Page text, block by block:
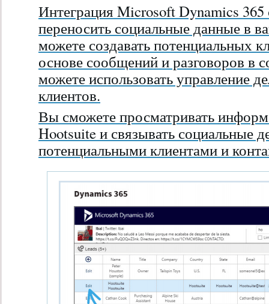
Интеграция Microsoft Dynamics 365
переносить социальные данные в
можете создавать потенциальных
основе сообщений и разговоров в
можете использовать управление
клиентов.
Вы сможете просматривать
Hootsuite и связывать социальные
потенциальными клиентами и